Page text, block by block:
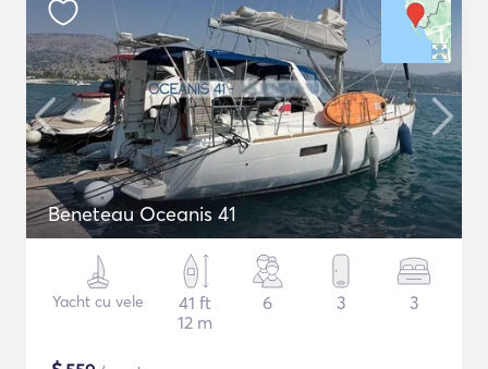
Beneteau Oceanis 41
Yacht cu vele
41 ft
12 m
6 3 3